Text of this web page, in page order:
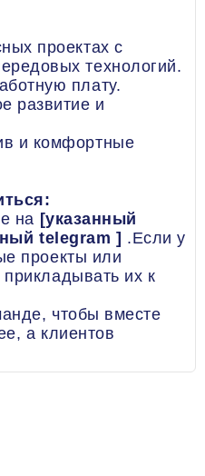
проектах с
технологий.
плату.
развитие и
и комфортные
на [указанный
telegram ] .Если у
проекты или
их к
чтобы вместе
а клиентов